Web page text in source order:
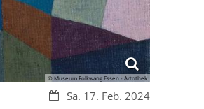
© Museum Folkwang Essen - Artothek
Datum:Sa. 17. Feb. 2024